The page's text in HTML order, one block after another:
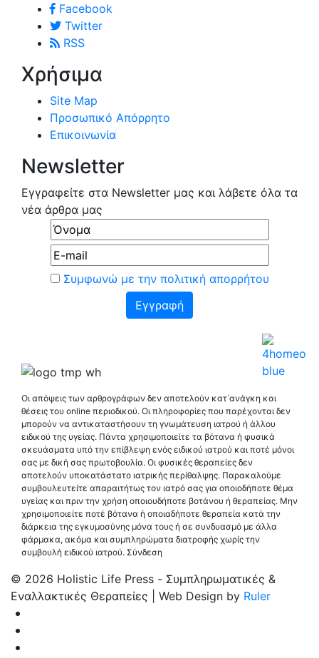
Facebook
Twitter
RSS
Χρήσιμα
Site Map
Προσωπικό Απόρρητο
Επικοινωνία
Newsletter
Εγγραφείτε στα Newsletter μας και λάβετε όλα τα
νέα άρθρα μας
Συμφωνώ με την πολιτική απορρήτου
Οι απόψεις των αρθρογράφων δεν αποτελούν κατ΄ανάγκη και
θέσεις του online περιοδικού. Οι πληροφορίες που παρέχονται δεν
μπορούν να αντικαταστήσουν τη γνωμάτευση ιατρού ή άλλου
ειδικού της υγείας. Πάντα χρησιμοποιείτε τα βότανα ή φυσικά
σκευάσματα υπό την επίβλεψη ενός ειδικού ιατρού και ποτέ μόνοι
σας με δική σας πρωτοβουλία. Οι φυσικές θεραπείες δεν
αποτελούν υποκατάστατο ιατρικής περίθαλψης. Παρακαλούμε
συμβουλευτείτε απαραιτήτως τον ιατρό σας για οποιοδήποτε θέμα
υγείας και πριν την χρήση οποιουδήποτε βοτάνου ή θεραπείας. Μην
χρησιμοποιείτε ποτέ βότανα ή οποιαδήποτε θεραπεία κατά την
διάρκεια της εγκυμοσύνης μόνα τους ή σε συνδυασμό με άλλα
φάρμακα, ακόμα και συμπληρώματα διατροφής χωρίς την
συμβουλή ειδικού ιατρού. Σύνδεση
© 2026 Holistic Life Press - Συμπληρωματικές &
Εναλλακτικές Θεραπείες | Web Design by Ruler